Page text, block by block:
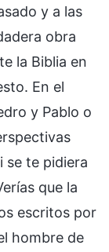
y a las
obra
la Biblia en
En el
y Pablo o
se te pidiera
que la
escritos por
hombre de